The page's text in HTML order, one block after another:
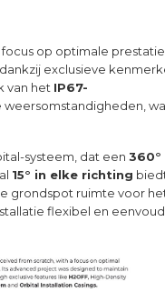
op optimale
exclusieve
van het IP67-
systeem, dat een 360°
15° in elke richting
grondspot ruimte voor
flexibel en